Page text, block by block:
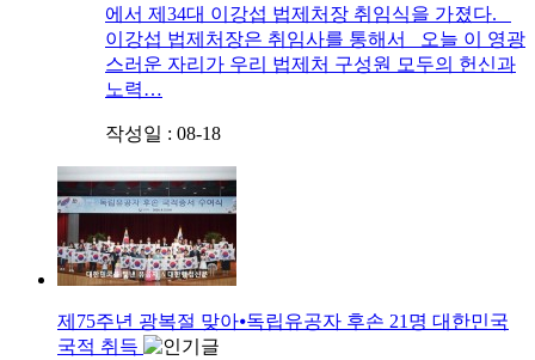
에서 제34대 이강섭 법제처장 취임식을 가졌다.
이강섭 법제처장은 취임사를 통해서 오늘 이 영광
스러운 자리가 우리 법제처 구성원 모두의 헌신과
노력…
작성일 : 08-18
제75주년 광복절 맞아⦁독립유공자 후손 21명 대한민국
국적 취득